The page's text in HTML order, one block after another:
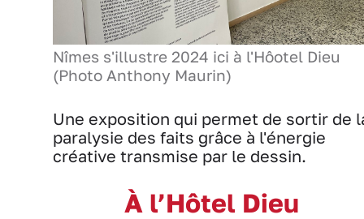
Nîmes s'illustre 2024 ici à l'Hôotel Dieu
(Photo Anthony Maurin)
Une exposition qui permet de sortir de
paralysie des faits grâce à l'énergie
créative transmise par le dessin.
À l’Hôtel Dieu